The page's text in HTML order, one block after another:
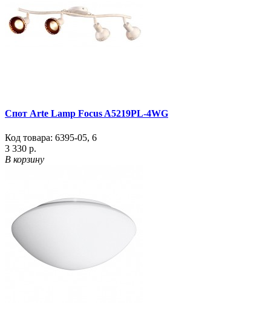
Спот Arte Lamp Focus A5219PL-4WG
Код товара: 6395-05, 6
3 330 р.
В корзину